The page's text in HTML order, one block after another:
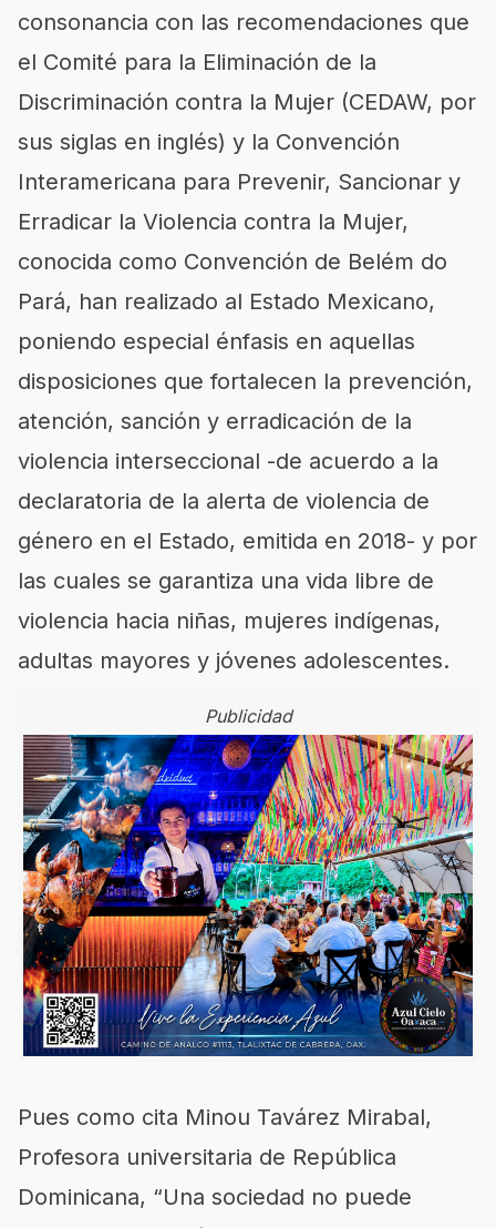
consonancia con las recomendaciones que
el Comité para la Eliminación de la
Discriminación contra la Mujer (CEDAW, por
sus siglas en inglés) y la Convención
Interamericana para Prevenir, Sancionar y
Erradicar la Violencia contra la Mujer,
conocida como Convención de Belém do
Pará, han realizado al Estado Mexicano,
poniendo especial énfasis en aquellas
disposiciones que fortalecen la prevención,
atención, sanción y erradicación de la
violencia interseccional -de acuerdo a la
declaratoria de la alerta de violencia de
género en el Estado, emitida en 2018- y por
las cuales se garantiza una vida libre de
violencia hacia niñas, mujeres indígenas,
adultas mayores y jóvenes adolescentes.
Publicidad
Pues como cita Minou Tavárez Mirabal,
Profesora universitaria de República
Dominicana, “Una sociedad no puede